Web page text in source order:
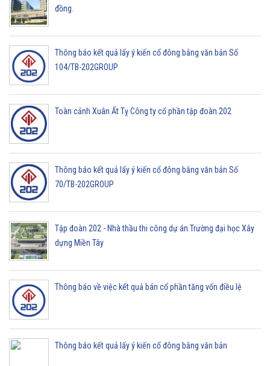
đồng.
Thông báo kết quả lấy ý kiến cổ đông bằng văn bản Số
104/TB-202GROUP
Toàn cảnh Xuân Ất Tỵ Công ty cổ phần tập đoàn 202
Thông báo kết quả lấy ý kiến cổ đông bằng văn bản Số
70/TB-202GROUP
Tập đoàn 202 - Nhà thầu thi công dự án Trường đại học Xây
dựng Miền Tây
Thông báo về việc kết quả bán cổ phần tăng vốn điều lệ
Thông báo kết quả lấy ý kiến cổ đông bằng văn bản